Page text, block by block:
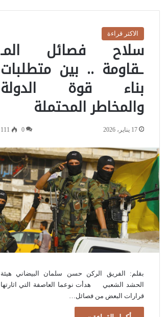
الاكثر قراءة
سلاح فصائل المـ
ـقاومة .. بين متطلبات
بناء قوة الدولة
والمخاطر المحتملة
17 يناير، 2026 0
111
بقلم: الفريق الركن حسن سلمان البيضاني هيئة
الحشد الشعبي هدأت نوعما العاصفة التي اثارتها
قرارات البعض من فصائل…